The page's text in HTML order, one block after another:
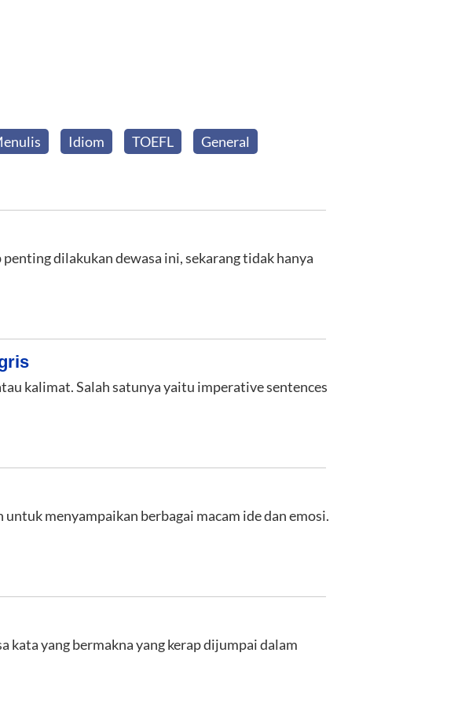
Idiom TOEFL General
dilakukan dewasa ini, sekarang tidak hanya
kalimat. Salah satunya yaitu imperative sentences
menyampaikan berbagai macam ide dan emosi.
kata yang bermakna yang kerap dijumpai dalam